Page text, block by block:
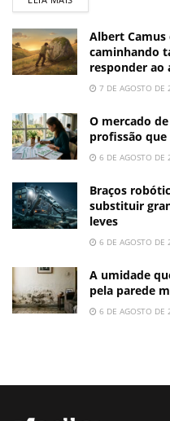
Albert
caminhando
responder ao
7 DE AGOSTO DE
O mercado
profissão que
6 DE AGOSTO DE
Braços
substituir
leves
6 DE AGOSTO DE
A umidade
pela parede
6 DE AGOSTO DE